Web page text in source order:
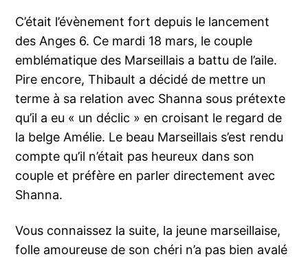
C’était l’évènement fort depuis le lancement
des Anges 6. Ce mardi 18 mars, le couple
emblématique des Marseillais a battu de l’aile.
Pire encore, Thibault a décidé de mettre un
terme à sa relation avec Shanna sous prétexte
qu’il a eu « un déclic » en croisant le regard de
la belge Amélie. Le beau Marseillais s’est rendu
compte qu’il n’était pas heureux dans son
couple et préfère en parler directement avec
Shanna.
Vous connaissez la suite, la jeune marseillaise,
folle amoureuse de son chéri n’a pas bien avalé